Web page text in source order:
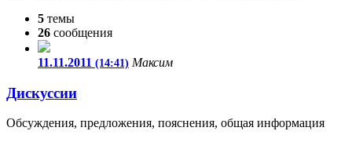
5 темы
26 сообщения
11.11.2011 (14:41) Максим
Дискуссии
Обсуждения, предложения, пояснения, общая информация